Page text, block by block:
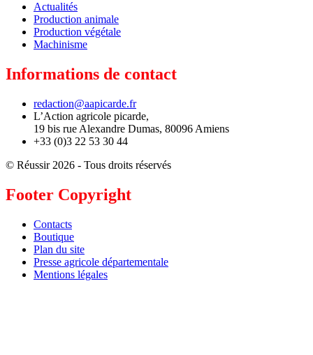
Actualités
Production animale
Production végétale
Machinisme
Informations de contact
redaction@aapicarde.fr
L’Action agricole picarde,
19 bis rue Alexandre Dumas, 80096 Amiens
+33 (0)3 22 53 30 44
© Réussir 2026 - Tous droits réservés
Footer Copyright
Contacts
Boutique
Plan du site
Presse agricole départementale
Mentions légales